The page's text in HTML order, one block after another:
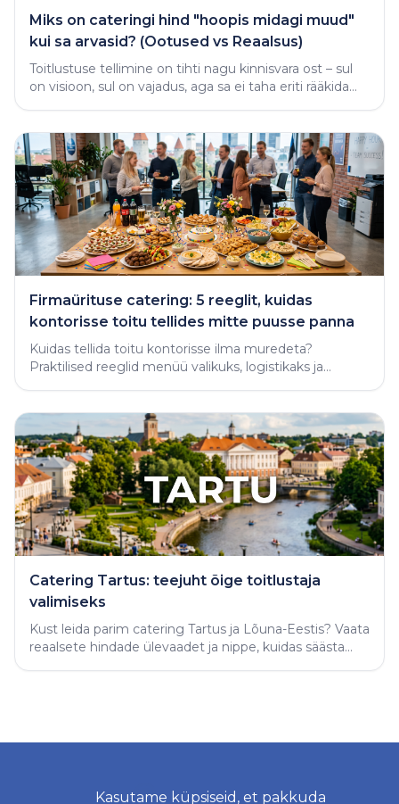
Kasutame küpsiseid, et pakkuda
Miks on cateringi hind "hoopis midagi muud"
kui sa arvasid? (Ootused vs Reaalsus)
Toitlustuse tellimine on tihti nagu kinnisvara ost – sul
on visioon, sul on vajadus, aga sa ei taha eriti rääkida
Firmaürituse catering: 5 reeglit, kuidas
kontorisse toitu tellides mitte puusse panna
Kuidas tellida toitu kontorisse ilma muredeta?
Praktilised reeglid menüü valikuks, logistikaks ja
Catering Tartus: teejuht õige toitlustaja
valimiseks
Kust leida parim catering Tartus ja Lõuna-Eestis? Vaata
reaalsete hindade ülevaadet ja nippe, kuidas säästa